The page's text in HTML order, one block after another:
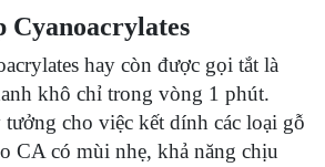
Cyanoacrylates
hay còn được gọi tắt là
khô chỉ trong vòng 1 phút.
cho việc kết dính các loại gỗ
CA có mùi nhẹ, khả năng chịu